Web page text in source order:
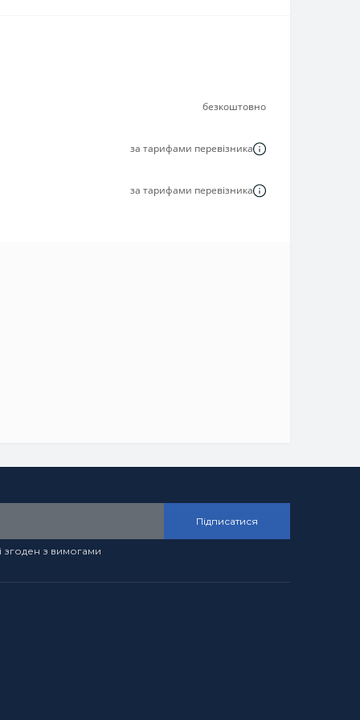
безкоштовно
за тарифами перевізника
за тарифами перевізника
Підписатися
згоден з вимогами